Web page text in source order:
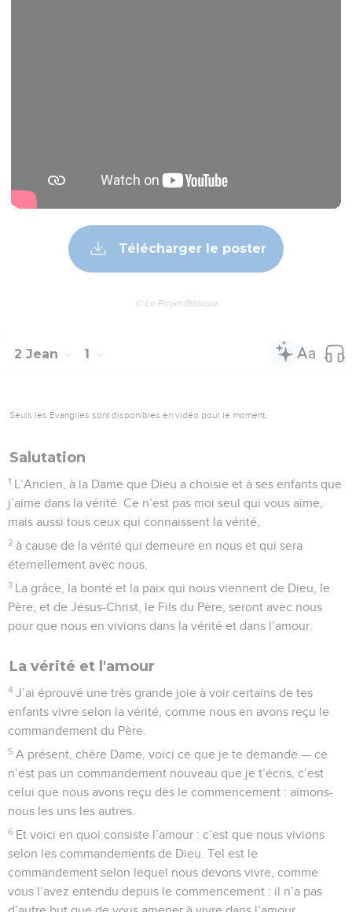
Télécharger le poster
© Le Projet Biblique
2 Jean 1
Seuls les Évangiles sont disponibles en vidéo pour le moment.
Salutation
1 L’Ancien, à la Dame que Dieu a choisie et à ses enfants que
j’aime dans la vérité. Ce n’est pas moi seul qui vous aime,
mais aussi tous ceux qui connaissent la vérité,
2 à cause de la vérité qui demeure en nous et qui sera
éternellement avec nous.
3 La grâce, la bonté et la paix qui nous viennent de Dieu, le
Père, et de Jésus-Christ, le Fils du Père, seront avec nous
pour que nous en vivions dans la vérité et dans l’amour.
La vérité et l'amour
4 J’ai éprouvé une très grande joie à voir certains de tes
enfants vivre selon la vérité, comme nous en avons reçu le
commandement du Père.
5 A présent, chère Dame, voici ce que je te demande — ce
n’est pas un commandement nouveau que je t’écris, c’est
celui que nous avons reçu dès le commencement : aimons-
nous les uns les autres.
6 Et voici en quoi consiste l’amour : c’est que nous vivions
selon les commandements de Dieu. Tel est le
commandement selon lequel nous devons vivre, comme
vous l’avez entendu depuis le commencement : il n’a pas